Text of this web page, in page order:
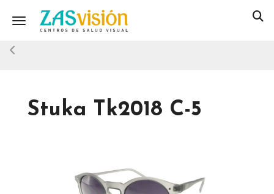
Toggle navigation
Stuka Tk2018 C-5